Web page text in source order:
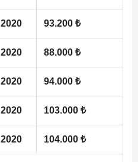
2020 93.200 ₺
2020 88.000 ₺
2020 94.000 ₺
2020 103.000 ₺
2020 104.000 ₺